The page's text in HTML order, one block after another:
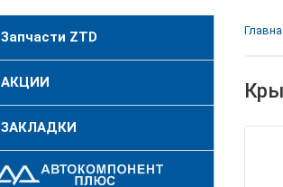
Запчасти ZTD
АКЦИИ
ЗАКЛАДКИ